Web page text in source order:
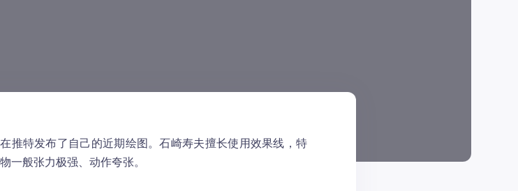
推特发布了自己的近期绘图。石崎寿夫擅长使用效果线，特
一般张力极强、动作夸张。